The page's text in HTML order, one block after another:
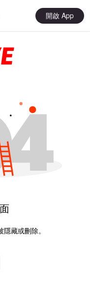
開啟 App
藏或刪除。